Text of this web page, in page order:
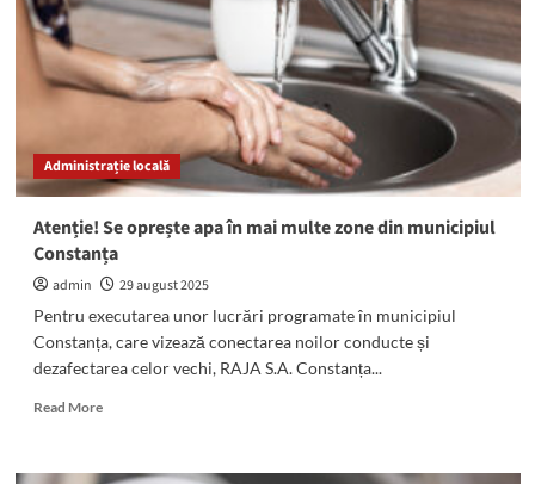
stațiuni
temporar
RESTRICȚIONATĂ.
Au
parade
pe
Administrație locală
Atenție! Se oprește apa în mai multe zone din municipiul
Constanța
admin
29 august 2025
Pentru executarea unor lucrări programate în municipiul
Constanța, care vizează conectarea noilor conducte și
dezafectarea celor vechi, RAJA S.A. Constanța...
Read MoreRead
Atenție!